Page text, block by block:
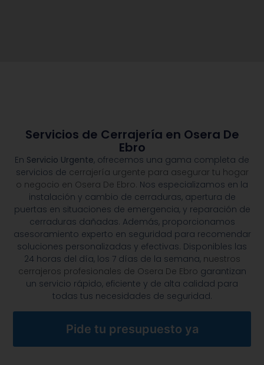
Servicios de Cerrajería en Osera De
Ebro
En Servicio Urgente, ofrecemos una gama completa de
servicios de cerrajería urgente para asegurar tu hogar
o negocio en Osera De Ebro. Nos especializamos en la
instalación y cambio de cerraduras, apertura de
puertas en situaciones de emergencia, y reparación de
cerraduras dañadas. Además, proporcionamos
asesoramiento experto en seguridad para recomendar
soluciones personalizadas y efectivas. Disponibles las
24 horas del día, los 7 días de la semana, nuestros
cerrajeros profesionales de Osera De Ebro garantizan
un servicio rápido, eficiente y de alta calidad para
todas tus necesidades de seguridad.
Pide tu presupuesto ya